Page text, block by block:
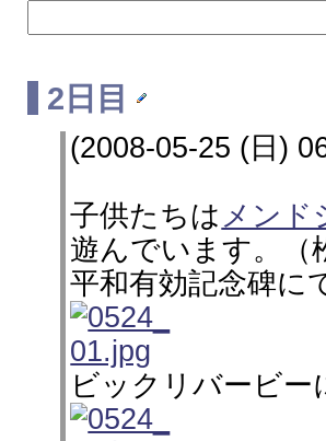
2日目
(2008-05-25 (日)
子供たちは メンド
遊んでいます。（
平和有効記念碑に
ビックリバービー